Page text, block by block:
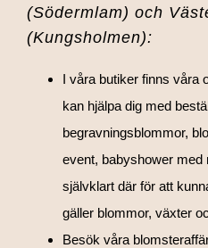
(Södermlam) och
(Kungsholmen):
I våra butiker finns våra
kan hjälpa dig med
begravningsblommor,
event, babyshower med
självklart där för att
gäller blommor, växter
Besök våra